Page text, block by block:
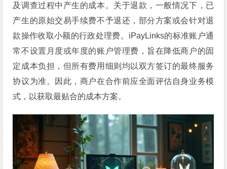
及调查过程中产生的成本。关于退款，一般情况下，已
产生的原始交易手续费不予退还，部分方案或会针对退
款操作收取小额的行政处理费。iPayLinks的标准账户通
常不设置月度或年度的账户管理费，旨在降低商户的固
定成本负担，但所有费用细则均以双方签订的最终服务
协议为准。因此，商户在合作前应全面评估自身业务模
式，以获取最贴合的成本方案。